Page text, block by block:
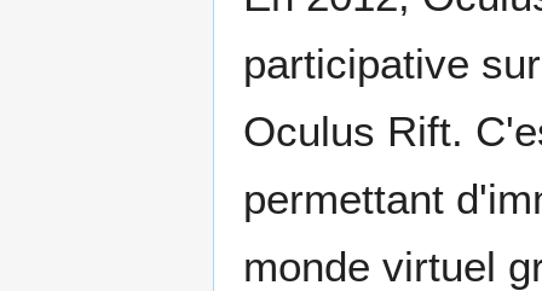
participative
Oculus Rift.
permettant
monde virtuel